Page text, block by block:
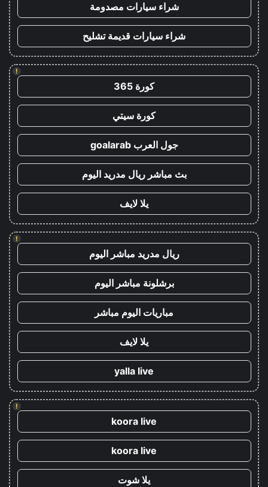
شراء سيارات مصدومة
شراء سيارات قديمة تشليح
!
كورة 365
كورة سيتي
جول العرب goalarab
بث مباشر ريال مدريد اليوم
يلا لايف
!
ريال مدريد مباشر اليوم
برشلونة مباشر اليوم
مباريات اليوم مباشر
يلا لايف
yalla live
!
koora live
koora live
يلا شوت